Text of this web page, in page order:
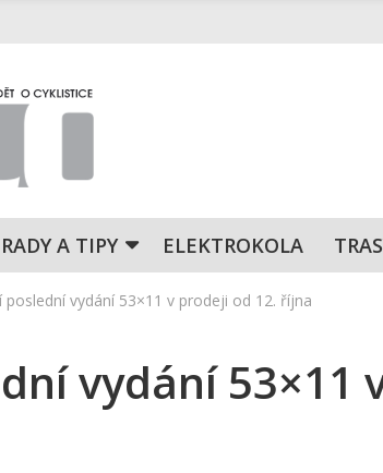
RADY A TIPY ELEKTROKOLA
poslední vydání 53×11 v prodeji od 12. října
vydání 53×11